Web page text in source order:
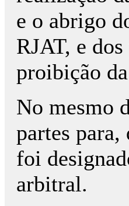
e o abrigo
RJAT, e
proibição
No mesmo
partes para,
foi
arbitral.